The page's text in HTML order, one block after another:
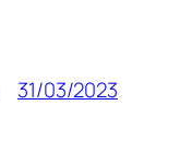
31/03/2023